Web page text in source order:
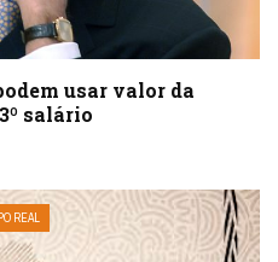
usar valor da
salário
REAL